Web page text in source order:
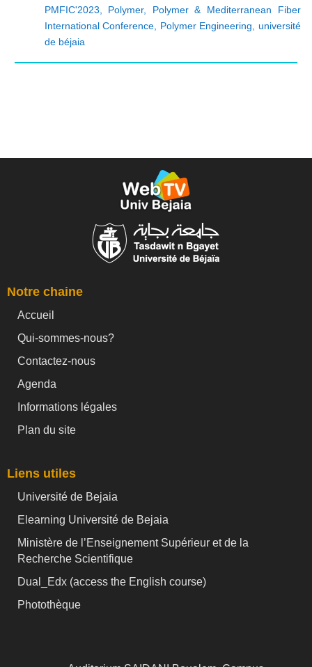
PMFIC'2023
Polymer, Polymer & Mediterranean Fiber
International Conference
Polymer Engineering
université
de béjaia
Notre chaine
Accueil
Qui-sommes-nous?
Contactez-nous
Agenda
Informations légales
Plan du site
Liens utiles
Université de Bejaia
Elearning Université de Bejaia
Ministère de l’Enseignement Supérieur et de la
Recherche Scientifique
Dual_Edx (access the English course)
Photothèque